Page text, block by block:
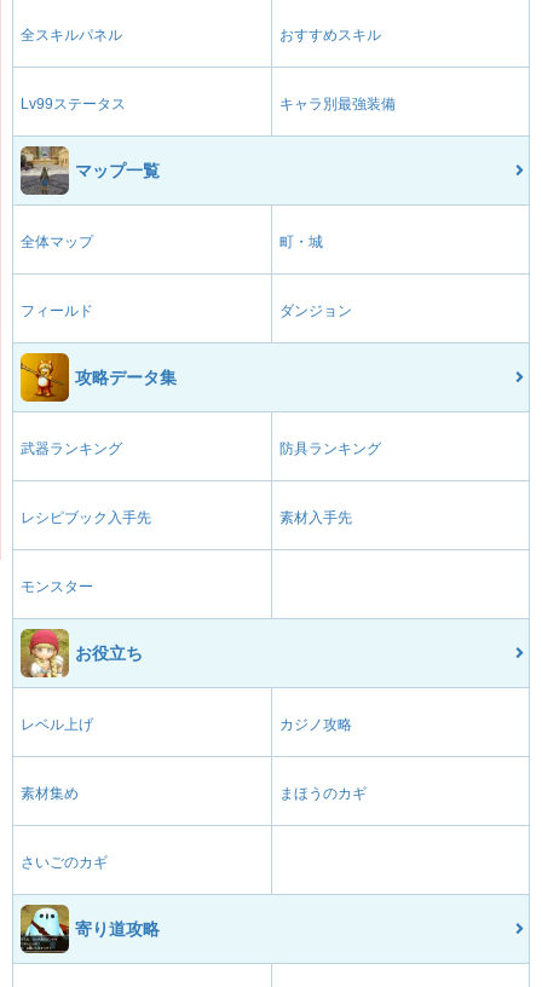
全スキルパネル おすすめスキル
Lv99ステータス キャラ別最強装備
マップ一覧
全体マップ 町・城
フィールド ダンジョン
攻略データ集
武器ランキング 防具ランキング
レシピブック入手先 素材入手先
モンスター
お役立ち
レベル上げ カジノ攻略
素材集め まほうのカギ
さいごのカギ
寄り道攻略